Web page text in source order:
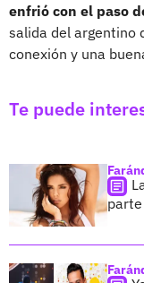
enfrió con el paso
salida del argentino
conexión y una
Te puede